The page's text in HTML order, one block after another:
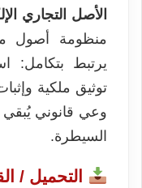
الأصل التجاري
منظومة أصول
يرتبط بتكامل:
توثيق ملكية
وعي قانوني يُبقي
السيطرة.
التحميل /